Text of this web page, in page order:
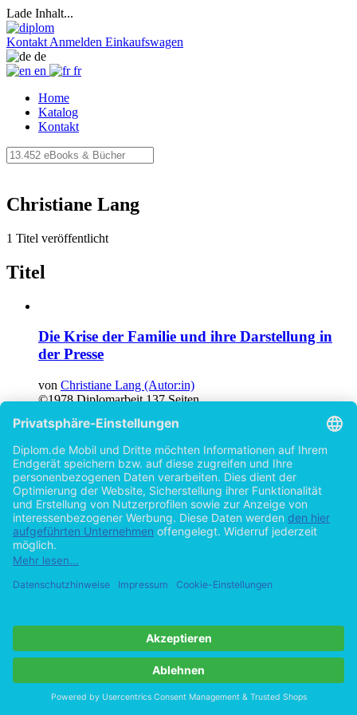
Lade Inhalt...
Kontakt Anmelden Einkaufswagen
de
en
fr
Home
Katalog
Kontakt
Christiane Lang
1 Titel veröffentlicht
Titel
Die Krise der Familie und ihre Darstellung in
der Presse
von Christiane Lang (Autor:in)
©1978 Diplomarbeit 137 Seiten
Hilfe/FAQ
Datenschutz
AGB
Vertrag widerrufen
Zur Desktop-Version
Copyright ©Imprint in der Bedey & Thoms Media GmbH powered
byOpen Publishing
Cookie-Einstellungen